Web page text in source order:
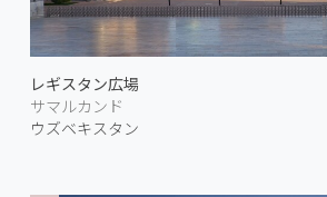
レギスタン広場
サマルカンド
ウズベキスタン